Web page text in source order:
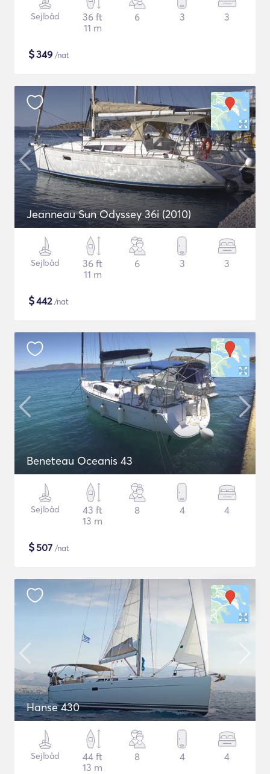
Sejlbåd
36 ft
11 m
6 3 3
$349 /nat
Jeanneau Sun Odyssey 36i (2010)
Sejlbåd
36 ft
11 m
6 3 3
$442/nat
Beneteau Oceanis 43
Sejlbåd
43 ft
13 m
8 4 4
$507 /nat
Hanse 430
Sejlbåd
44 ft
13 m
8 4 4